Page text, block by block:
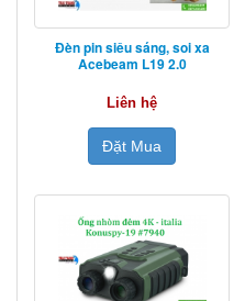
Đèn pin siêu sáng, soi xa
Acebeam L19 2.0
Liên hệ
Đặt Mua